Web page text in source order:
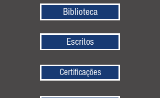
Biblioteca
Escritos
Certificações